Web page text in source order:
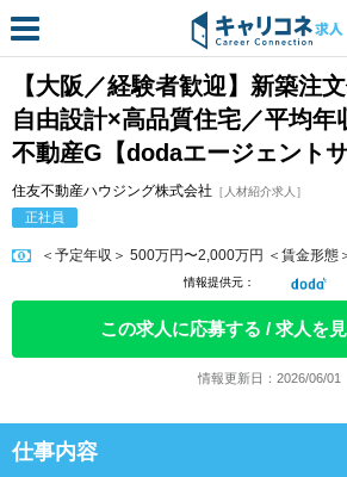
【大阪／経験者歓迎】新築注
自由設計×高品質住宅／平均年
不動産G【dodaエージェント
住友不動産ハウジング株式会社 ［人材紹介求人］
正社員
＜予定年収＞ 500万円〜2,000万円 ＜賃金形態＞ 月給制 ＜賃金内訳＞ 月額（基
情報提供元：
この求人に応募する / 求人を
情報更新日：2026/06/01
仕事内容